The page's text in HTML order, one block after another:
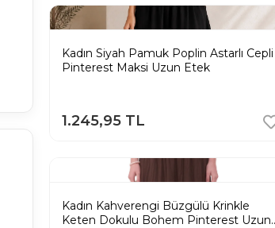
Kadın Siyah Pamuk Poplin Astarlı Cepli
Pinterest Maksi Uzun Etek
1.245,95 TL
Kadın Kahverengi Büzgülü Krinkle
Keten Dokulu Bohem Pinterest Uzun